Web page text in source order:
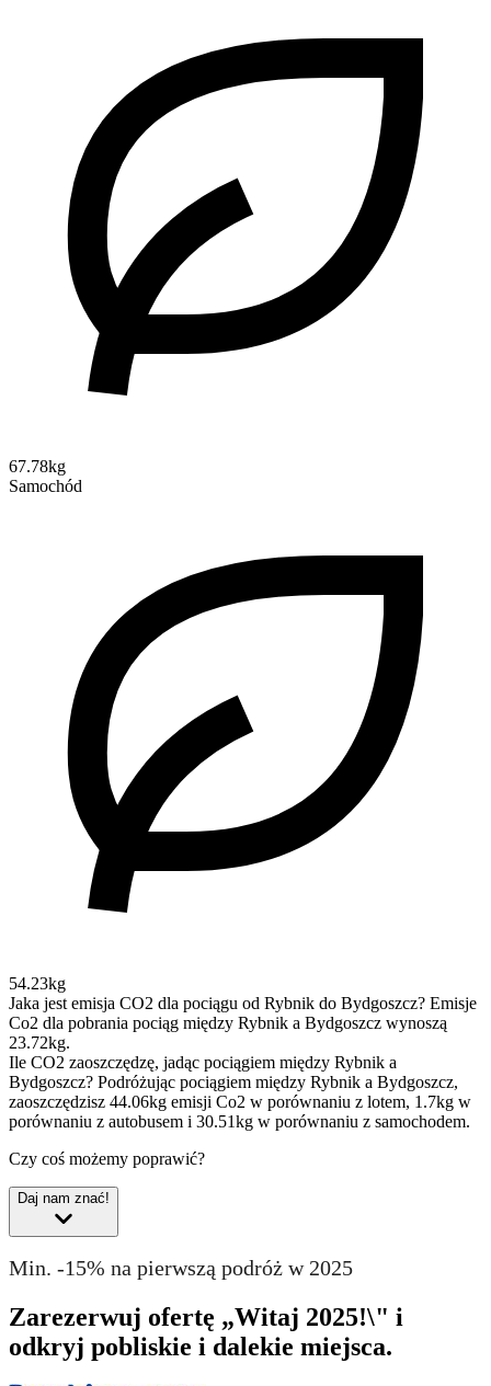
67.78kg
Samochód
54.23kg
Jaka jest emisja CO2 dla pociągu od Rybnik do Bydgoszcz? Emisje
Co2 dla pobrania pociąg między Rybnik a Bydgoszcz wynoszą
23.72kg.
Ile CO2 zaoszczędzę, jadąc pociągiem między Rybnik a
Bydgoszcz? Podróżując pociągiem między Rybnik a Bydgoszcz,
zaoszczędzisz 44.06kg emisji Co2 w porównaniu z lotem, 1.7kg w
porównaniu z autobusem i 30.51kg w porównaniu z samochodem.
Czy coś możemy poprawić?
Daj nam znać!
Min. -15% na pierwszą podróż w 2025
Zarezerwuj ofertę „Witaj 2025!\" i
odkryj pobliskie i dalekie miejsca.